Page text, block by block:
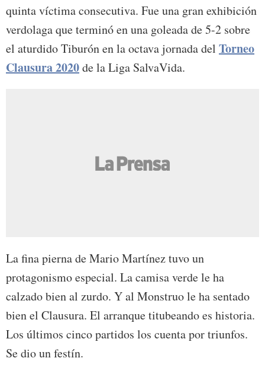
quinta víctima consecutiva. Fue una gran exhibición
verdolaga que terminó en una goleada de 5-2 sobre
el aturdido Tiburón en la octava jornada del Torneo
Clausura 2020de la Liga SalvaVida.
La fina pierna de Mario Martínez tuvo un
protagonismo especial. La camisa verde le ha
calzado bien al zurdo. Y al Monstruo le ha sentado
bien el Clausura. El arranque titubeando es historia.
Los últimos cinco partidos los cuenta por triunfos.
Se dio un festín.